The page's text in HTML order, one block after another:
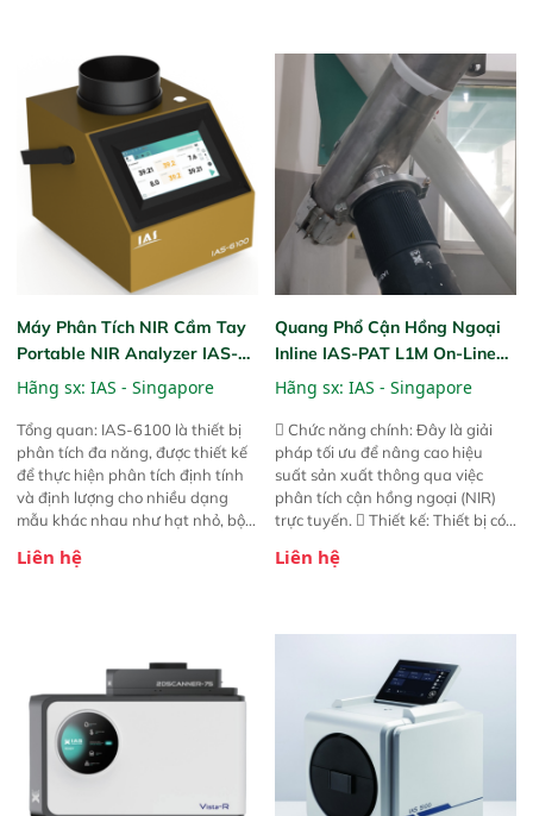
trước đó. Nhưng so với các phiên
bản trước, FPA touch! nhỏ hơn và
nhẹ hơn đáng kể, đồng thời được
nâng cấp với các tính năng mới.
trước đó. Nhưng so với các phiên
bản trước, FPA touch! nhỏ hơn và
nhẹ hơn đáng kể, đồng thời được
nâng cấp với các tính năng mới.
Máy Phân Tích NIR Cầm Tay
Portable NIR Analyzer IAS-
6100
Hãng sx: IAS - Singapore
Tổng quan: IAS-6100 là thiết bị
phân tích đa năng, được thiết kế
để thực hiện phân tích định tính
và định lượng cho nhiều dạng
mẫu khác nhau như hạt nhỏ, bột,
này cho phép bất kỳ ai cũng có
thức ăn chăn nuôi, nguyên liệu
thực phẩm, nông sản,..
Liên hệ
Quang Phổ Cận Hồng Ngoại
Inline IAS-PAT L1M On-Line
NIR
Hãng sx: IAS - Singapore
 Chức năng chính: Đây là giải
pháp tối ưu để nâng cao hiệu
suất sản xuất thông qua việc
phân tích cận hồng ngoại (NIR)
trực tuyến.  Thiết kế: Thiết bị có
hỗ trợ tản nhiệt tăng cường và đã
năng theo dõi thông số theo thời
gian thực và trực quan hóa dữ
liệu để tăng chỉ số ROI cho doanh
Liên hệ